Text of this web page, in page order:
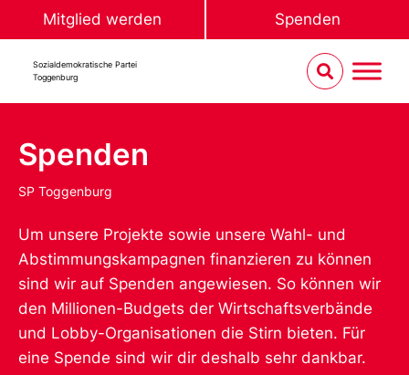
Mitglied werden Spenden
Sozialdemokratische Partei
Toggenburg
Spenden
SP Toggenburg
Um unsere Projekte sowie unsere Wahl- und
Abstimmungskampagnen finanzieren zu können
sind wir auf Spenden angewiesen. So können wir
den Millionen-Budgets der Wirtschaftsverbände
und Lobby-Organisationen die Stirn bieten. Für
eine Spende sind wir dir deshalb sehr dankbar.